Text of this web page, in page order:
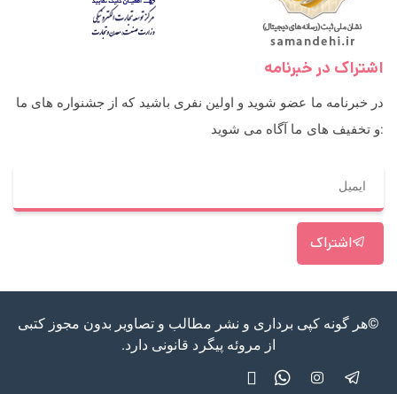
اشتراک در خبرنامه
در خبرنامه ما عضو شوید و اولین نفری باشید که از جشنواره های ما
و تخفیف های ما آگاه می شوید:
اشتراک
©هر گونه کپی برداری و نشر مطالب و تصاویر بدون مجوز کتبی
از مروئه پیگرد قانونی دارد.